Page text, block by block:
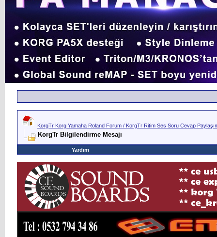
KorgTr Korg Yamaha Roland Forum / KorgTr Ritim Ses Soru Cevap
KorgTr Bilgilendirme Mesajı
Yardım